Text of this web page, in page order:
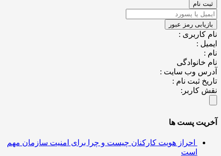
:
:
وب سایت :
ثبت نام :
کاربر:
پست ها
احراز هویت کارکنان چیست و چرا برای امنیت سازمان مهم